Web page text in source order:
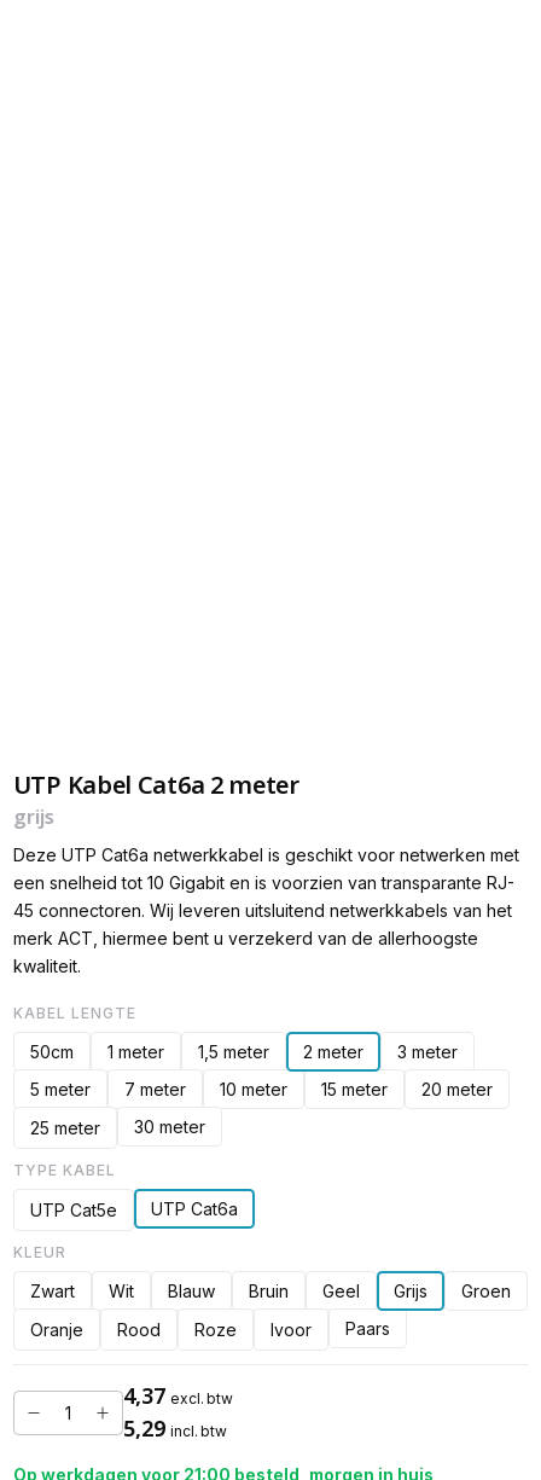
UTP Kabel Cat6a 2 meter
grijs
Deze UTP Cat6a netwerkkabel is geschikt voor netwerken met
een snelheid tot 10 Gigabit en is voorzien van transparante RJ-
45 connectoren. Wij leveren uitsluitend netwerkkabels van het
merk ACT, hiermee bent u verzekerd van de allerhoogste
kwaliteit.
KABEL LENGTE
50cm 1 meter 1,5 meter 2 meter
3 meter
5 meter
7 meter 10 meter 15 meter
20 meter
25 meter
30 meter
TYPE KABEL
UTP Cat5e UTP Cat6a
KLEUR
Zwart Wit Blauw Bruin Geel Grijs
Groen
Oranje
Rood Roze Ivoor Paars
4,37 excl. btw
5,29 incl. btw
Op werkdagen voor 21:00 besteld, morgen in huis